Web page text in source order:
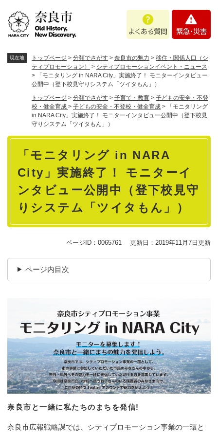
あ
問
・
現在地 トップページ > 分類でさがす > 奈良市の魅力 > 移住・関係人口（シ
ティプロモーション）
> シティプロモーションイベント・ニュース
>
「モニタリング in NARA City」実施終了！ モニターインタビュー
公開中（登下校見守りシステム「ツイタもん」）
トップページ > 分類でさがす > 子育て・教育 > 子どもの安全・不登
校・健全育成 > 子どもの安全・不登校・健全育成 >
「モニタリング
in NARA City」実施終了！ モニターインタビュー公開中（登下校見
守りシステム「ツイタもん」）
本
「モニタリング in NARA
City」実施終了！ モニターイ
ンタビュー公開中（登下校見守
りシステム「ツイタもん」）
ページID：0065761 更新日：2019年11月7日更新
ページ内目次
奈良市と一緒に私たちのまちを発信!
奈良市広報戦略課では、シティプロモーション事業の一環と